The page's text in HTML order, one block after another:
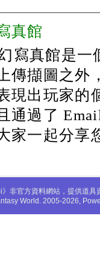
真館
寫真館是一
傳擷圖之外
現出玩家的
通過了
家一起分享
非官方資料網站，提供道
World. 2005-2026,